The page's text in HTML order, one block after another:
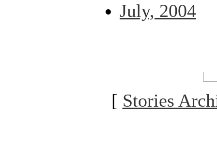
July, 2004
[ Stories